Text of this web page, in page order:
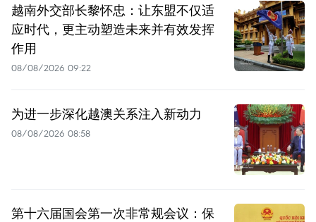
越南外交部长黎怀忠：让东盟不仅适
应时代，更主动塑造未来并有效发挥
作用
08/08/2026 09:22
为进一步深化越澳关系注入新动力
08/08/2026 08:58
第十六届国会第一次非常规会议：保